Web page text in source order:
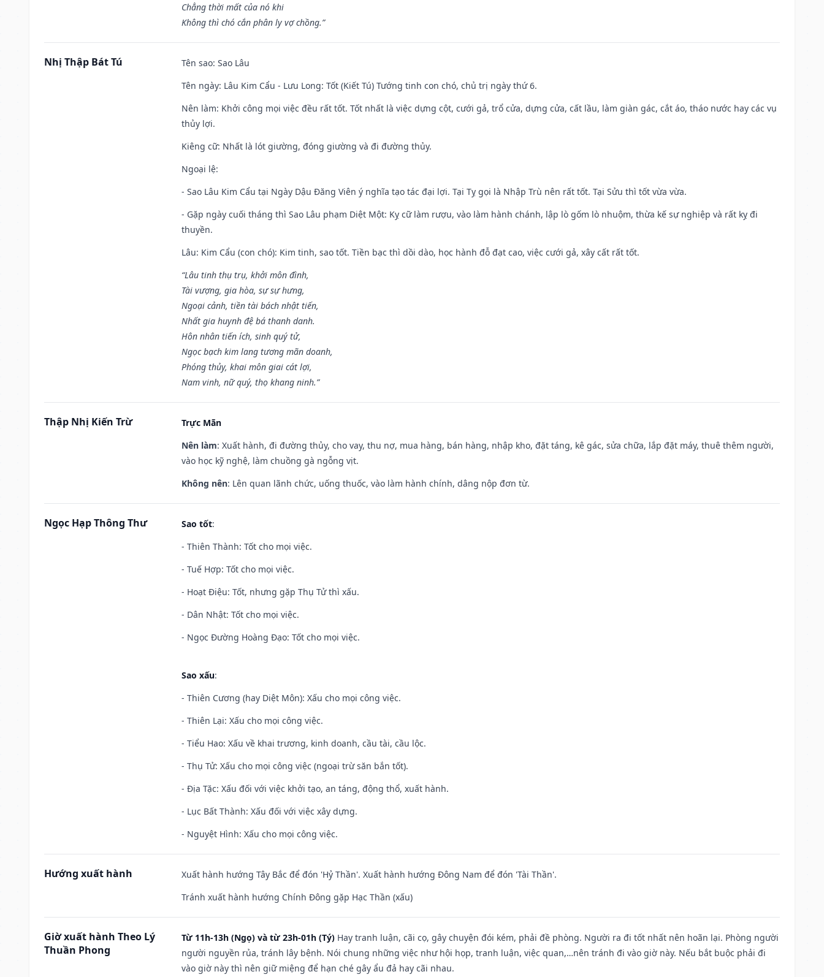
Chẳng thời mất của nó khi
Không thì chó cắn phân ly vợ chồng.”
Nhị Thập Bát Tú Tên sao: Sao Lâu
Tên ngày: Lâu Kim Cẩu - Lưu Long: Tốt (Kiết Tú) Tướng tinh con chó, chủ trị ngày thứ 6.
Nên làm: Khởi công mọi việc đều rất tốt. Tốt nhất là việc dựng cột, cưới gả, trổ cửa, dựng cửa, cất lầu, làm giàn gác, cắt áo, tháo nước hay các vụ
thủy lợi.
Kiêng cữ: Nhất là lót giường, đóng giường và đi đường thủy.
Ngoại lệ:
- Sao Lâu Kim Cẩu tại Ngày Dậu Đăng Viên ý nghĩa tạo tác đại lợi. Tại Tỵ gọi là Nhập Trù nên rất tốt. Tại Sửu thì tốt vừa vừa.
- Gặp ngày cuối tháng thì Sao Lâu phạm Diệt Một: Kỵ cữ làm rượu, vào làm hành chánh, lập lò gốm lò nhuộm, thừa kế sự nghiệp và rất kỵ đi
thuyền.
Lâu: Kim Cẩu (con chó): Kim tinh, sao tốt. Tiền bạc thì dồi dào, học hành đỗ đạt cao, việc cưới gả, xây cất rất tốt.
“Lâu tinh thụ trụ, khởi môn đình,
Tài vượng, gia hòa, sự sự hưng,
Ngoại cảnh, tiền tài bách nhật tiến,
Nhất gia huynh đệ bá thanh danh.
Hôn nhân tiến ích, sinh quý tử,
Ngọc bạch kim lang tương mãn doanh,
Phóng thủy, khai môn giai cát lợi,
Nam vinh, nữ quý, thọ khang ninh.”
Thập Nhị Kiến Trừ
Trực Mãn
Nên làm: Xuất hành, đi đường thủy, cho vay, thu nợ, mua hàng, bán hàng, nhập kho, đặt táng, kê gác, sửa chữa, lắp đặt máy, thuê thêm người,
vào học kỹ nghệ, làm chuồng gà ngỗng vịt.
Không nên: Lên quan lãnh chức, uống thuốc, vào làm hành chính, dâng nộp đơn từ.
Ngọc Hạp Thông Thư Sao tốt:
- Thiên Thành: Tốt cho mọi việc.
- Tuế Hợp: Tốt cho mọi việc.
- Hoạt Điệu: Tốt, nhưng gặp Thụ Tử thì xấu.
- Dân Nhật: Tốt cho mọi việc.
- Ngọc Đường Hoàng Đạo: Tốt cho mọi việc.
Sao xấu:
- Thiên Cương (hay Diệt Môn): Xấu cho mọi công việc.
- Thiên Lại: Xấu cho mọi công việc.
- Tiểu Hao: Xấu về khai trương, kinh doanh, cầu tài, cầu lộc.
- Thụ Tử: Xấu cho mọi công việc (ngoại trừ săn bắn tốt).
- Địa Tặc: Xấu đối với việc khởi tạo, an táng, động thổ, xuất hành.
- Lục Bất Thành: Xấu đối với việc xây dựng.
- Nguyệt Hình: Xấu cho mọi công việc.
Hướng xuất hành
Xuất hành hướng Tây Bắc để đón 'Hỷ Thần'. Xuất hành hướng Đông Nam để đón 'Tài Thần'.
Tránh xuất hành hướng Chính Đông gặp Hạc Thần (xấu)
Giờ xuất hành Theo Lý
Thuần Phong
Từ 11h-13h (Ngọ) và từ 23h-01h (Tý) Hay tranh luận, cãi cọ, gây chuyện đói kém, phải đề phòng. Người ra đi tốt nhất nên hoãn lại. Phòng người
người nguyền rủa, tránh lây bệnh. Nói chung những việc như hội họp, tranh luận, việc quan,…nên tránh đi vào giờ này. Nếu bắt buộc phải đi
vào giờ này thì nên giữ miệng để hạn ché gây ẩu đả hay cãi nhau.